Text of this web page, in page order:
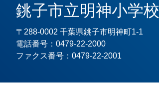
銚子市立明神小学校
〒288-0002 千葉県銚子市明神町1-1
電話番号：0479-22-2000
ファクス番号：0479-22-2001